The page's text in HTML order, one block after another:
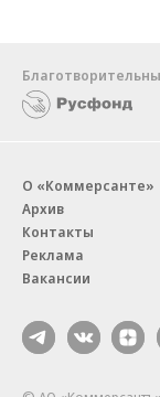
О «Коммерсанте»
Архив
Контакты
Реклама
Вакансии